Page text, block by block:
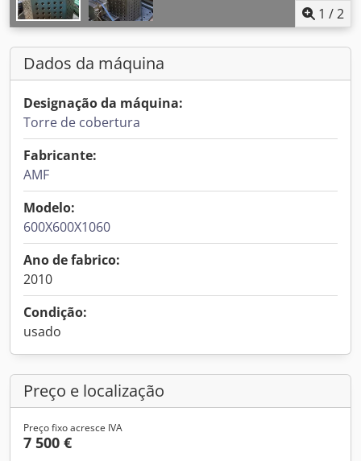
1 /2
Dados da máquina
Designação da máquina:
Torre de cobertura
Fabricante:
AMF
Modelo:
600X600X1060
Ano de fabrico:
2010
Condição:
usado
Preço e localização
Preço fixo acresce IVA
7 500 €